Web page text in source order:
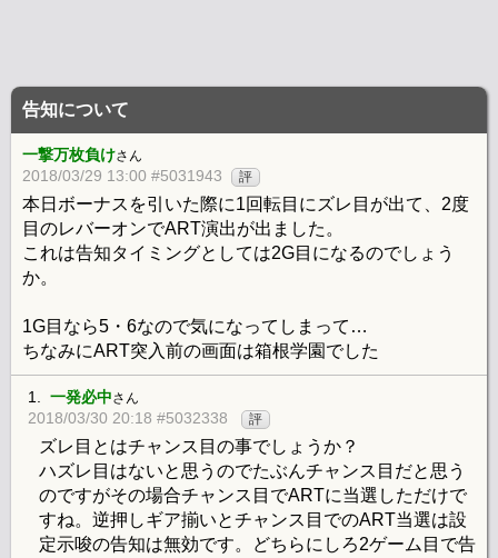
告知について
一撃万枚負けさん
2018/03/29 13:00 #5031943 評
本日ボーナスを引いた際に1回転目にズレ目が出て、2度
目のレバーオンでART演出が出ました。
これは告知タイミングとしては2G目になるのでしょう
か。
1G目なら5・6なので気になってしまって…
ちなみにART突入前の画面は箱根学園でした
1. 一発必中さん
2018/03/30 20:18 #5032338 評
ズレ目とはチャンス目の事でしょうか？
ハズレ目はないと思うのでたぶんチャンス目だと思う
のですがその場合チャンス目でARTに当選しただけで
すね。逆押しギア揃いとチャンス目でのART当選は設
定示唆の告知は無効です。どちらにしろ2ゲーム目で告